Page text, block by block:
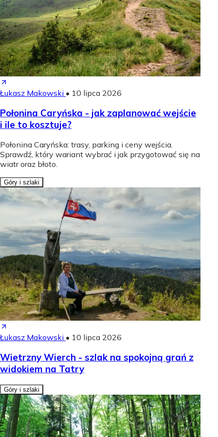
Łukasz Makowski • 10 lipca 2026
Połonina Caryńska - jak zaplanować wejście
i ile to kosztuje?
Połonina Caryńska: trasy, parking i ceny wejścia.
Sprawdź, który wariant wybrać i jak przygotować się na
wiatr oraz błoto.
Góry i szlaki
Łukasz Makowski • 10 lipca 2026
Wietrzny Wierch - szlak na spokojną grań z
widokiem na Tatry
Góry i szlaki